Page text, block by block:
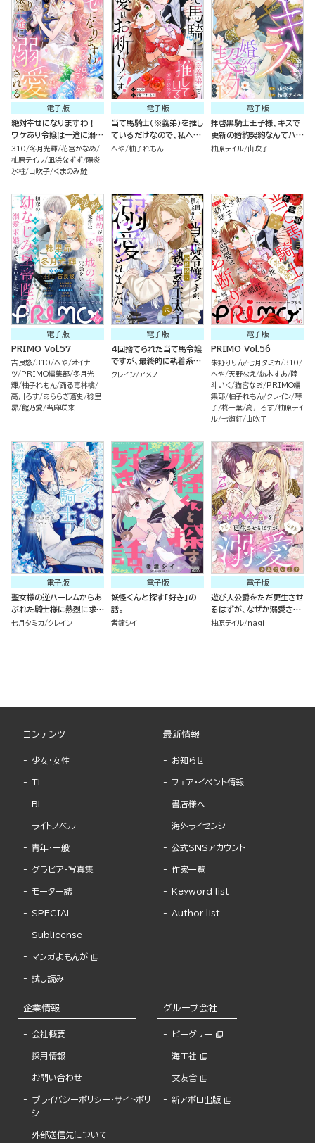
電子版
絶対幸せになりますわ！
ワケあり令嬢は一途に溺愛
される アンソロジーコミッ
ク
310 冬月光輝 花宮かなめ
柚原テイル
凪浜なずず 陽炎
氷柱 山吹子 くまのみ鮭
電子版
当て馬騎士（※義弟）を推し
ているだけなので、私への
溺愛はお断りです！（分冊
へや 柚子れもん
電子版
拝啓黒騎士王子様、キスで
更新の婚約契約なんてハー
ドル激高です！（単話版）
柚原テイル 山吹子
電子版
PRIMO Vol.57
吉良悠 310 へや オイナ
ツ
PRIMO編集部 冬月光
輝 柚子れもん 踊る毒林檎
高川ろす
あららぎ蒼史
稔里
昴 館乃愛 当麻咲来
電子版
4回捨てられた当て馬令嬢
ですが、最終的に執着系王
太子に溺愛されました（単
クレイン アメノ
電子版
PRIMO Vol.56
朱野りりん 七月タミカ 310
へや 天野なえ 紡木すあ
陸
斗いく 猫宮なお
PRIMO編
集部 柚子れもん クレイン 琴
子 柊一葉 高川ろす 柚原テイ
ル 七瀬紅 山吹子
電子版
聖女様の逆ハーレムからあ
ぶれた騎士様に熱烈に求愛
されている件 （3）
七月タミカ クレイン
電子版
妖怪くんと探す「好き」の
話。
者鐘シイ
電子版
遊び人公爵をただ更生させ
るはずが、なぜか溺愛され
ています（単話版）
柚原テイル nagi
コンテンツ
少女・女性
TL
BL
ライトノベル
青年・一般
グラビア・写真集
モーター誌
SPECIAL
Sublicense
マンガよもんが
試し読み
最新情報
お知らせ
フェア・イベント情報
書店様へ
海外ライセンシー
公式SNSアカウント
作家一覧
Keyword list
Author list
企業情報
会社概要
採用情報
お問い合わせ
プライバシーポリシー・サイトポリ
シー
外部送信先について
グループ会社
ビーグリー
海王社
文友舎
新アポロ出版